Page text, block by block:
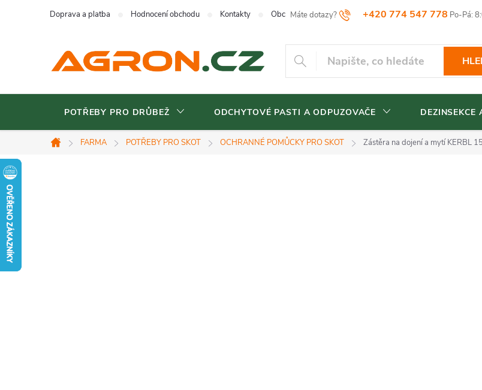
+420 774 547 778
Doprava a platba Hodnocení obchodu Kontakty Obchodní podmínky Reklamační řád Vrácení zboží
POTŘEBY PRO DRŮBEŽ ODCHYTOVÉ PASTI A ODPUZOVAČE DEZINSEKCE
Domů
FARMA POTŘEBY PRO SKOT OCHRANNÉ POMŮCKY PRO SKOT Zástěra na dojení a mytí KERBL